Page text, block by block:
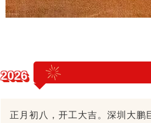
2026
正月初八，开工大吉。深圳大